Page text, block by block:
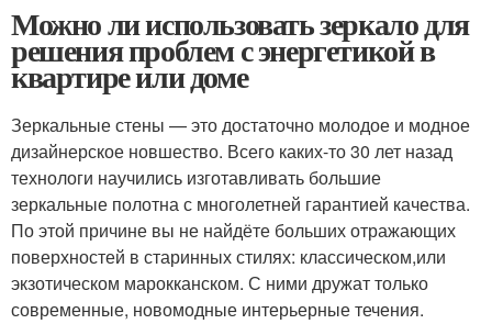
Можно ли использовать зеркало для
решения проблем с энергетикой в
квартире или доме
Зеркальные стены — это достаточно молодое и модное
дизайнерское новшество. Всего каких-то 30 лет назад
технологи научились изготавливать большие
зеркальные полотна с многолетней гарантией качества.
По этой причине вы не найдёте больших отражающих
поверхностей в старинных стилях: классическом,или
экзотическом марокканском. С ними дружат только
современные, новомодные интерьерные течения.